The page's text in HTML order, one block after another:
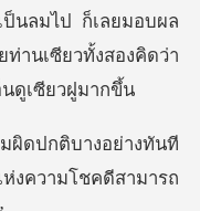
ป็นลมไป ก็เลยมอบผล
านเซ
บางอย่างทันที